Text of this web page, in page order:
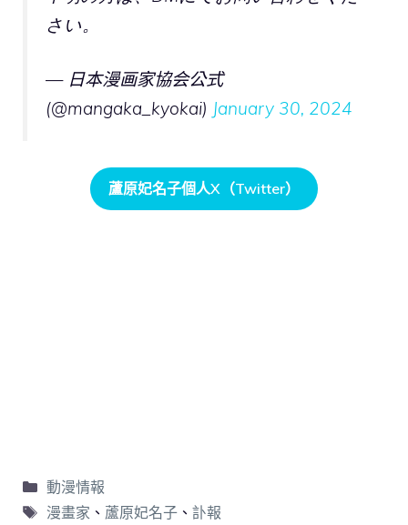
さい。
— 日本漫画家協会公式
(@mangaka_kyokai) January 30, 2024
蘆原妃名子個人X（Twitter）
動漫情報
漫畫家 、 蘆原妃名子、 訃報